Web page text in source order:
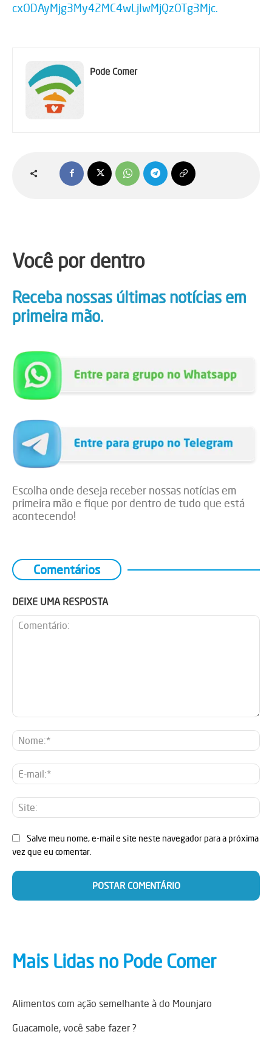
cxODAyMjg3My42MC4wLjIwMjQzOTg3Mjc.
Pode Comer
Você por dentro
Receba nossas últimas notícias em
primeira mão.
Escolha onde deseja receber nossas notícias em
primeira mão e fique por dentro de tudo que está
acontecendo!
Comentários
DEIXE UMA RESPOSTA
E-
Salve meu nome, e-mail e site neste navegador para a próxima
vez que eu comentar.
Mais Lidas no Pode Comer
Alimentos com ação semelhante à do Mounjaro
Guacamole, você sabe fazer ?